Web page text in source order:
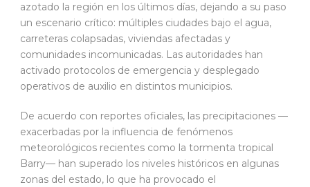
azotado la región en los últimos días, dejando a su paso
un escenario crítico: múltiples ciudades bajo el agua,
carreteras colapsadas, viviendas afectadas y
comunidades incomunicadas. Las autoridades han
activado protocolos de emergencia y desplegado
operativos de auxilio en distintos municipios.
De acuerdo con reportes oficiales, las precipitaciones —
exacerbadas por la influencia de fenómenos
meteorológicos recientes como la tormenta tropical
Barry— han superado los niveles históricos en algunas
zonas del estado, lo que ha provocado el